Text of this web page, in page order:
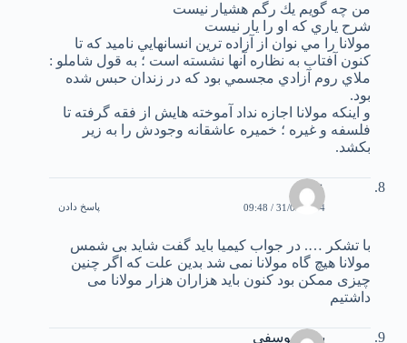
من چه گويم يك رگم هشيار نيست
شرح ياري كه او را يار نيست
مولانا را مي نوان از آزاده ترين انسانهايي ناميد كه تا
كنون آفتاب به نظاره آنها نشسته است ؛ به قول شاملو :
ملاي روم آزادي مجسمي بود كه در زندان حبس شده
بود.
و اينكه مولانا اجازه نداد آموخته هايش از فقه گرفته تا
فلسفه و غيره ؛ خميره عاشقانه وجودش را به زير
بكشد.
علی
31/03/2004 / 09:48 پاسخ دادن
با تشکر …. در جواب کیمیا باید گفت شاید بی شمس
مولانا هیچ گاه مولانا نمی شد بدین علت که اگر چنین
چیزی ممکن بود کنون باید هزاران هزار مولانا می
داشتیم
بیژن یوسفی